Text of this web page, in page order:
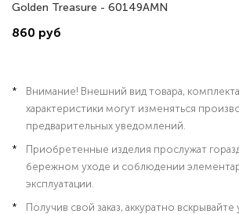
Golden Treasure - 60149AMN
860 руб
Внимание! Внешний вид товара,
характеристики могут изменяться
предварительных уведомлений.
Приобретенные изделия прослужат
бережном уходе и соблюдении
эксплуатации.
Получив свой заказ, аккуратно вскрывайте